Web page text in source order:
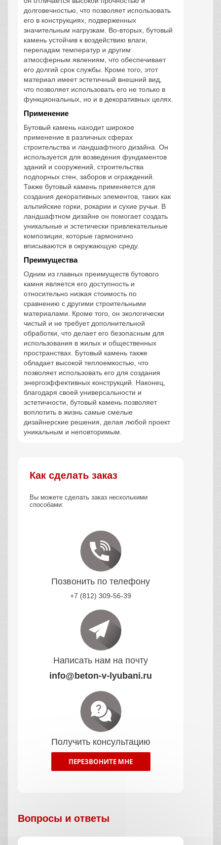
долговечностью, что позволяет использовать
его в конструкциях, подверженных
значительным нагрузкам. Во-вторых, бутовый
камень устойчив к воздействию влаги,
перепадам температур и другим
атмосферным явлениям, что обеспечивает
его долгий срок службы. Кроме того, этот
материал имеет эстетичный внешний вид,
что позволяет использовать его не только в
функциональных, но и в декоративных целях.
Применение
Бутовый камень находит широкое
применение в различных сферах
строительства и ландшафтного дизайна. Он
используется для возведения фундаментов
зданий и сооружений, строительства
подпорных стен, заборов и ограждений.
Также бутовый камень применяется для
создания декоративных элементов, таких как
альпийские горки, рокарии и сухие ручьи. В
ландшафтном дизайне он помогает создать
уникальные и эстетически привлекательные
композиции, которые гармонично
вписываются в окружающую среду.
Преимущества
Одним из главных преимуществ бутового
камня является его доступность и
относительно низкая стоимость по
сравнению с другими строительными
материалами. Кроме того, он экологически
чистый и не требует дополнительной
обработки, что делает его безопасным для
использования в жилых и общественных
пространствах. Бутовый камень также
обладает высокой теплоемкостью, что
позволяет использовать его для создания
энергоэффективных конструкций. Наконец,
благодаря своей универсальности и
эстетичности, бутовый камень позволяет
воплотить в жизнь самые смелые
дизайнерские решения, делая любой проект
уникальным и неповторимым.
Как сделать заказ
Вы можете сделать заказ несколькими
способами:
Позвонить по телефону
+7 (812) 309-56-39
Написать нам на почту
info@beton-v-lyubani.ru
Получить консультацию
ПЕРЕЗВОНИТЕ МНЕ
Вопросы и ответы